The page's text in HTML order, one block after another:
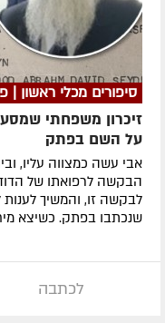
סיפורים מכלי ראשון | פרק
זיכרון משפחתי
על השם בפתק
אבי עשה כמצווה עליו,
הבקשה לרפואתו של
לבקשה זו, והמשיך
שנכתבו בפתק. כשיצא
לכתבה